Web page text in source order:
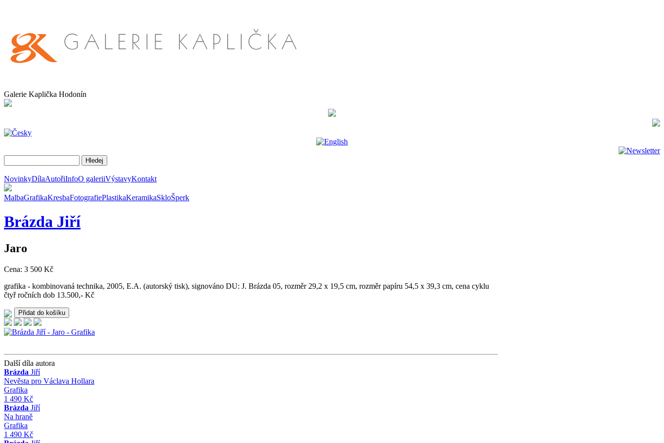
Galerie Kaplička Hodonín
NovinkyDílaAutořiInfoO galeriiVýstavyKontakt
MalbaGrafikaKresbaFotografiePlastikaKeramikaSkloŠperk
Brázda Jiří
Jaro
Cena: 3 500 Kč
grafika - kombinovaná technika, 2005, E.A. (autorský tisk), signováno DU: J. Brázda 05, rozměr 29,2 x 19,5 cm, rozměr papíru 54,5 x 39,3 cm, cena cyklu
čtyř ročních dob 13.500,- Kč
Další díla autora
Brázda Jiří
Nevěsta pro Václava Hollara
Grafika
1 490 Kč
Brázda Jiří
Na hraně
Grafika
1 490 Kč